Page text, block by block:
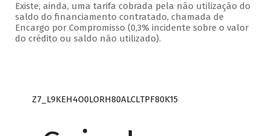
Existe, ainda, uma tarifa cobrada pela não utilização do
saldo do financiamento contratado, chamada de
Encargo por Compromisso (0,3% incidente sobre o valor
do crédito ou saldo não utilizado).
Z7_L9KEH4O0LORH80ALCLTPF80K15